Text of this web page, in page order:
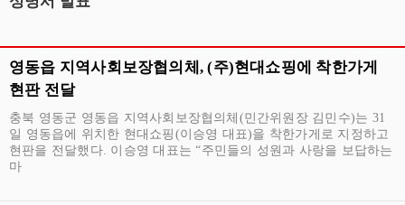
영동읍 지역사회보장협의체, (주)현대쇼핑에 착한가게
현판 전달
충북 영동군 영동읍 지역사회보장협의체(민간위원장 김민수)는 31
일 영동읍에 위치한 현대쇼핑(이승영 대표)을 착한가게로 지정하고
현판을 전달했다. 이승영 대표는 “주민들의 성원과 사랑을 보답하는
마